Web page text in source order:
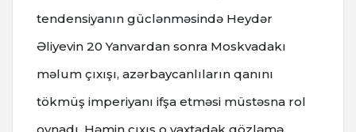
tendensiyanın güclənməsində Heydər
Əliyevin 20 Yanvardan sonra Moskvadakı
məlum çıxışı, azərbaycanlıların qanını
tökmüş imperiyanı ifşa etməsi müstəsna rol